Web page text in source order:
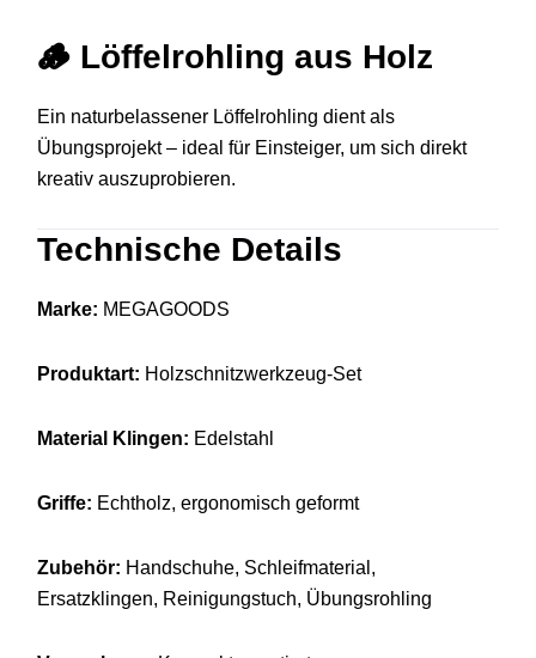
🪵 Löffelrohling aus Holz
Ein naturbelassener Löffelrohling dient als
Übungsprojekt – ideal für Einsteiger, um sich direkt
kreativ auszuprobieren.
Technische Details
Marke: MEGAGOODS
Produktart: Holzschnitzwerkzeug-Set
Material Klingen: Edelstahl
Griffe: Echtholz, ergonomisch geformt
Zubehör: Handschuhe, Schleifmaterial,
Ersatzklingen, Reinigungstuch, Übungsrohling